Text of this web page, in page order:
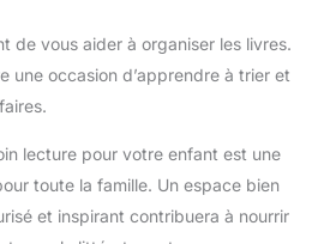
de vous aider à organiser les livres.
une occasion d’apprendre à trier et
lecture pour votre enfant est une
toute la famille. Un espace bien
et inspirant contribuera à nourrir